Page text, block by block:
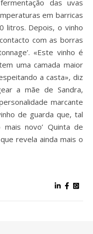
das uvas
em barricas
litros. Depois, o vinho
com as borras
«Este vinho é
uma camada maior
a casta», diz
a mãe de Sandra,
marcante
de guarda que, tal
novo’ Quinta de
revela ainda mais o